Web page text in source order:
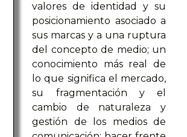
valores de identidad y su
posicionamiento asociado a
sus marcas y a una ruptura
del concepto de medio; un
conocimiento más real de
lo que significa el mercado,
su fragmentación y el
cambio de naturaleza y
gestión de los medios de